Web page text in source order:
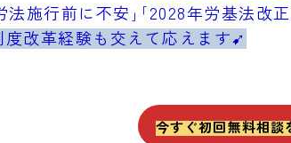
施行前に不安｣｢2028年労基法改
改革経験も交えて応えます➹
今すぐ初回無料相談